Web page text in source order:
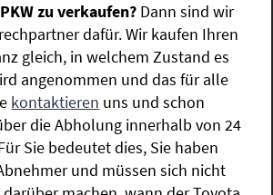
zu verkaufen? Dann sind wir
dafür. Wir kaufen Ihren
gleich, in welchem Zustand es
angenommen und das für alle
kontaktieren uns und schon
die Abholung innerhalb von 24
Sie bedeutet dies, Sie haben
und müssen sich nicht